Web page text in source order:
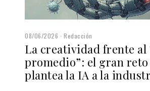
08/06/2026 Redacción
La creatividad frente al
promedio”: el gran reto
plantea la IA a la